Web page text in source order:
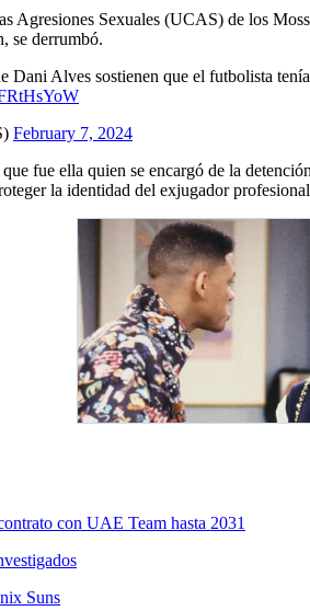
Agresiones Sexuales (UCAS) de los
se derrumbó.
Dani Alves sostienen que el futbolista
February 7, 2024
fue ella quien se encargó de la
la identidad del exjugador
con UAE Team hasta 2031
Suns